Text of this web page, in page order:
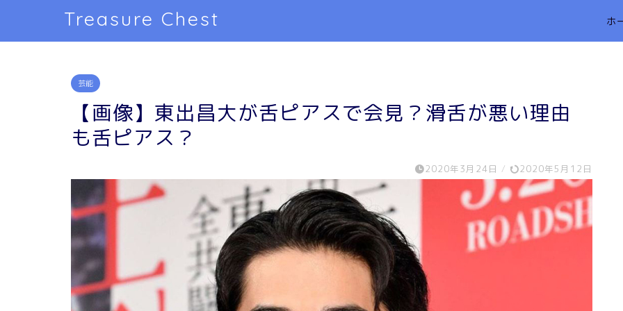
Treasure Chest ホ
芸能
【画像】東出昌大が舌ピアスで会見？滑舌が悪い理由
も舌ピアス？
2020年3月24日 / 2020年5月12日